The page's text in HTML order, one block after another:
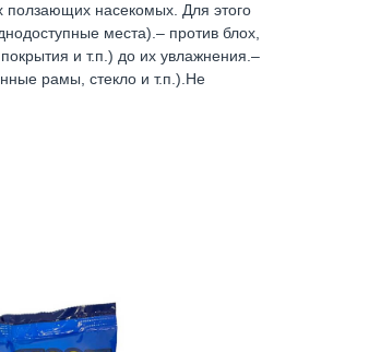
ползающих насекомых. Для этого
места).– против блох,
и т.п.) до их увлажнения.–
рамы, стекло и т.п.).Не